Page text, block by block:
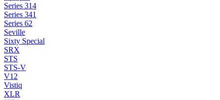
Series 314
Series 341
Series 62
Seville
Sixty Special
SRX
STS
STS-V
V12
Vistiq
XLR